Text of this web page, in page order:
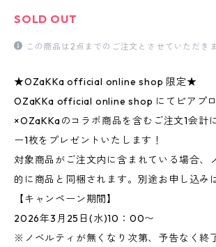
SOLD OUT
この商品は2点までのご注文とさせていただきま
★OZaKKa official online shop 限定★
OZaKKa official online shop にてピアプ
×OZaKKaのコラボ商品を含むご注文1会計
ー1枚をプレゼントいたします！
対象商品がご注文内に含まれている場合、
的に商品と同梱されます。別途お申し込み
【キャンペーン期間】
2026年3月25日(水)10：00〜
※ノベルティが無くなり次第、予告なく終